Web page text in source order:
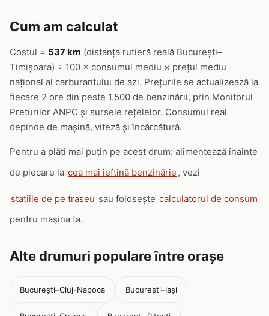
Cum am calculat
Costul = 537 km (distanța rutieră reală București–
Timișoara) ÷ 100 × consumul mediu × prețul mediu
național al carburantului de azi. Prețurile se actualizează la
fiecare 2 ore din peste 1.500 de benzinării, prin Monitorul
Prețurilor ANPC și sursele rețelelor. Consumul real
depinde de mașină, viteză și încărcătură.
Pentru a plăti mai puțin pe acest drum: alimentează înainte
de plecare la cea mai ieftină benzinărie , vezi
stațiile de pe traseu sau folosește calculatorul de consum
pentru mașina ta.
Alte drumuri populare între orașe
București–Cluj-Napoca București–Iași